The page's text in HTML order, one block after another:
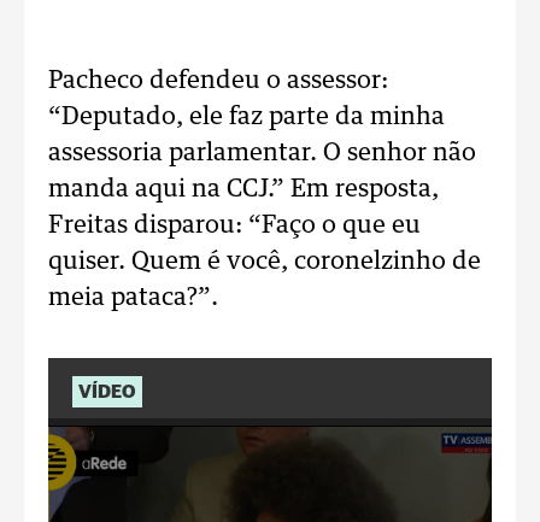
Pacheco defendeu o assessor:
“Deputado, ele faz parte da minha
assessoria parlamentar. O senhor não
manda aqui na CCJ.” Em resposta,
Freitas disparou: “Faço o que eu
quiser. Quem é você, coronelzinho de
meia pataca?”.
VÍDEO